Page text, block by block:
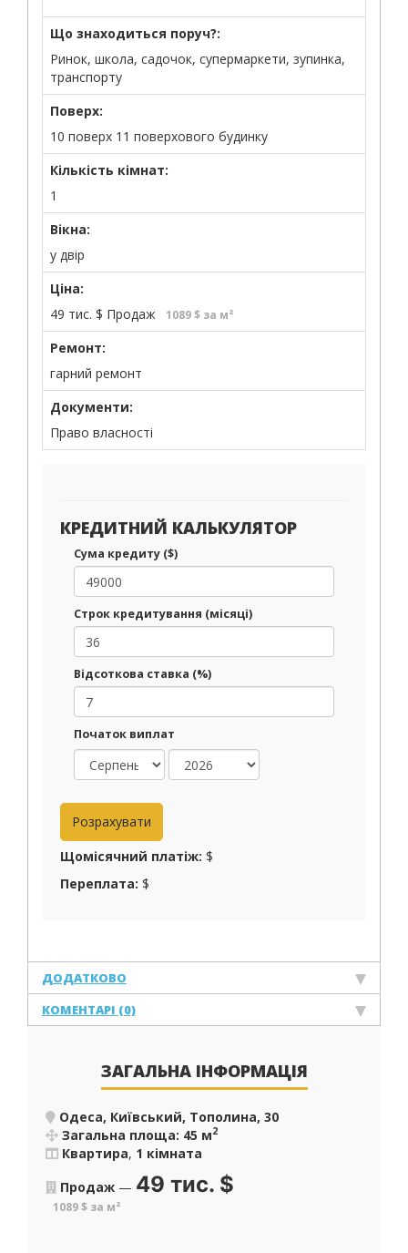
Що знаходиться поруч?:
Ринок, школа, садочок, супермаркети, зупинка,
транспорту
Поверх:
10 поверх 11 поверхового будинку
Кількість кімнат:
1
Вікна:
у двір
Ціна:
49 тис. $ Продаж 1089 $ за м²
Ремонт:
гарний ремонт
Документи:
Право власності
КРЕДИТНИЙ КАЛЬКУЛЯТОР
Сума кредиту ($)
Строк кредитування (місяці)
Відсоткова ставка (%)
Початок виплат
Щомісячний платіж: $
Переплата: $
ДОДАТКОВО
КОМЕНТАРІ (0)
ЗАГАЛЬНА ІНФОРМАЦІЯ
Одеса, Київський, Тополина, 30
Загальна площа: 45 м2
Квартира, 1 кімната
Продаж — 49 тис. $
1089 $ за м²